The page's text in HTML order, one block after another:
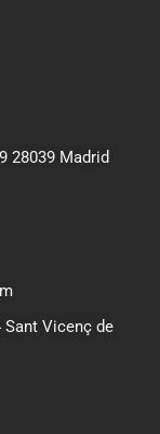
28039 Madrid
Vicenç de